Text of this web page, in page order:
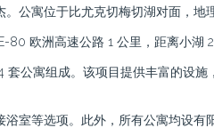
公寓位于比尤克切梅切湖对面，
80 欧洲高速公路 1 公里，距离小湖
公寓组成。该项目提供丰富的设
室等选项。此外，所有公寓均设